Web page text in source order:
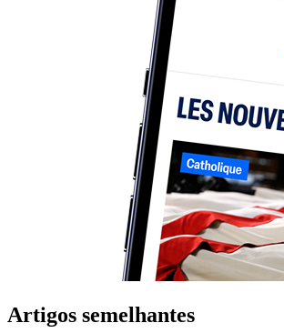
Artigos semelhantes